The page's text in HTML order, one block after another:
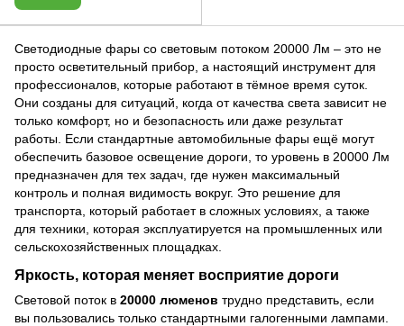
Светодиодные фары со световым потоком 20000 Лм – это не
просто осветительный прибор, а настоящий инструмент для
профессионалов, которые работают в тёмное время суток.
Они созданы для ситуаций, когда от качества света зависит не
только комфорт, но и безопасность или даже результат
работы. Если стандартные автомобильные фары ещё могут
обеспечить базовое освещение дороги, то уровень в 20000 Лм
предназначен для тех задач, где нужен максимальный
контроль и полная видимость вокруг. Это решение для
транспорта, который работает в сложных условиях, а также
для техники, которая эксплуатируется на промышленных или
сельскохозяйственных площадках.
Яркость, которая меняет восприятие дороги
Световой поток в 20000 люменов трудно представить, если
вы пользовались только стандартными галогенными лампами.